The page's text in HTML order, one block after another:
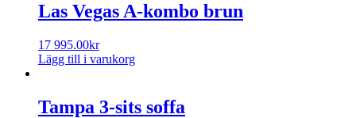
Las Vegas A-kombo brun
17 995.00kr
Lägg till i varukorg
Tampa 3-sits soffa